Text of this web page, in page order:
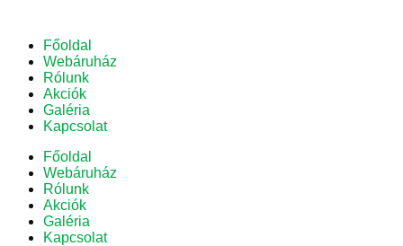
Főoldal
Webáruház
Rólunk
Akciók
Galéria
Kapcsolat
Főoldal
Webáruház
Rólunk
Akciók
Galéria
Kapcsolat